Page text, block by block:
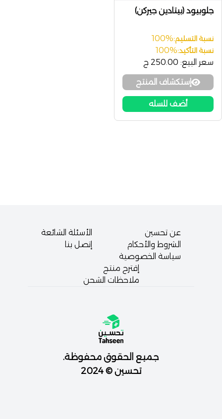
جلوبيود (بيتادين جيركن)
نسبة التسليم:100%
نسبة التأكيد:100%
سعر البيع: 250.00 ج
إستكشاف المنتج
أضف للسله
عن تحسين
الشروط والأحكام
سياسة الخصوصية
الأسئلة الشائعة
إتصل بنا
إقترح منتج
ملاحظات الشحن
جميع الحقوق محفوظة.
تحسين © 2024